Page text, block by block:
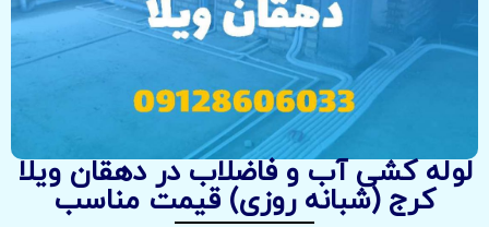
لوله کشی آب و فاضلاب در دهقان ویلا
کرج (شبانه روزی) قیمت مناسب